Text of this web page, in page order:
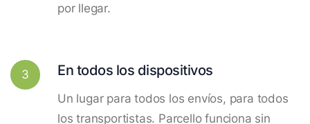
por llegar.
3 En todos los dispositivos
Un lugar para todos los envíos, para todos
los transportistas. Parcello funciona sin